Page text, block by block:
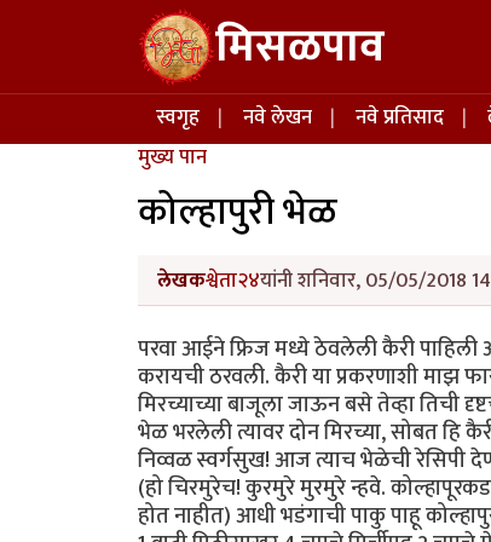
Skip to main content मिसळपाव
Main navigation
स्वगृह नवे लेखन नवे प्रतिसाद
मुख्य पान
कोल्हापुरी भेळ
लेखकश्वेता२४यांनी शनिवार, 05/05/2018
परवा आईने फ्रिज मध्ये ठेवलेली कैरी पाहिली
करायची ठरवली. कैरी या प्रकरणाशी माझ
मिरच्याच्या बाजूला जाऊन बसे तेव्हा तिची
भेळ भरलेली त्यावर दोन मिरच्या, सोबत
निव्वळ स्वर्गसुख! आज त्याच भेळेची रेसिपी
(हो चिरमुरेच! कुरमुरे मुरमुरे न्हवे.
होत नाहीत) आधी भडंगाची पाकु पाहू